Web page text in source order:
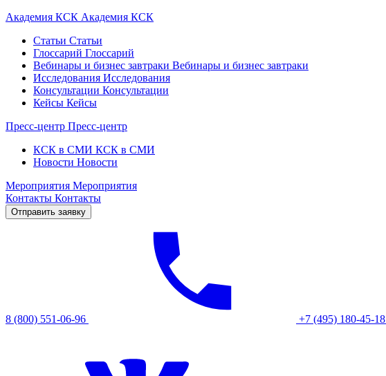
Академия КСК Академия КСК
Статьи Статьи
Глоссарий Глоссарий
Вебинары и бизнес завтраки Вебинары и бизнес завтраки
Исследования Исследования
Консультации Консультации
Кейсы Кейсы
Пресс-центр Пресс-центр
КСК в СМИ КСК в СМИ
Новости Новости
Мероприятия Мероприятия
Контакты Контакты
Отправить заявку
8 (800) 551-06-96 +7 (495) 180-45-18